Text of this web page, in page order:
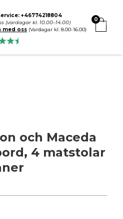
0
+46774218804
(vardagar kl. 10.00–14.00)
med oss (Vardagar kl. 8.00-16.00)
och Maceda
4 matstolar